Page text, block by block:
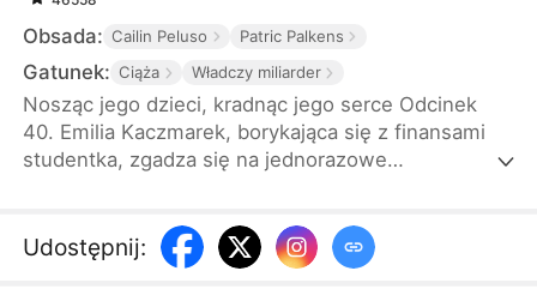
Obsada: Cailin Peluso Patric Palkens
Gatunek: Ciąża Władczy miliarder
Nosząc jego dzieci, kradnąc jego serce Odcinek
40. Emilia Kaczmarek, borykająca się z finansami
studentka, zgadza się na jednorazowe
bliźniętami, Szymon wprowadza ją w luksusowy
świat, by zapewnić bezpieczną i spokojną ciążę.
Udostępnij: